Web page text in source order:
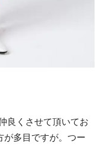
良くさせて頂いてお
が多目ですが。つー